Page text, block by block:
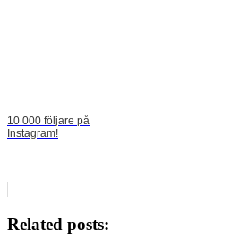
10 000 följare på
Instagram!
Related posts: